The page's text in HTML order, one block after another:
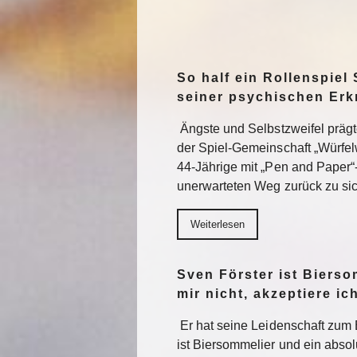
So half ein Rollenspiel
seiner psychischen
Ängste und Selbstzweifel
der Spiel-Gemeinschaft
44-Jährige mit „Pen and
unerwarteten Weg zurück zu
Weiterlesen
Sven Förster ist
mir nicht, akzeptiere
Er hat seine Leidenschaft
ist Biersommelier und ein